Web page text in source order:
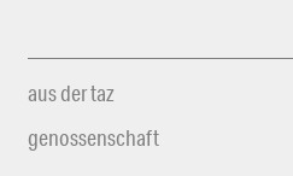
aus der taz
genossenschaft